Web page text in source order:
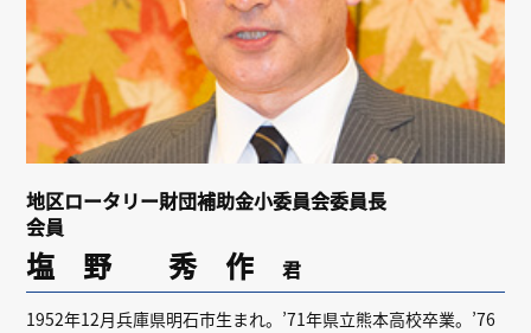
地区ロータリー財団補助金小委員会委員長
会員
塩 野 秀 作君
1952年12月兵庫県明石市生まれ。’71年県立熊本高校卒業。’76